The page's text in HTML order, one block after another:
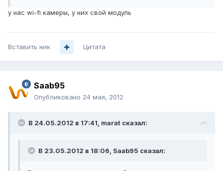
у нас wi-fi камеры, у них свой модуль
Вставить ник Цитата
Saab95
Опубликовано 24 мая, 2012
В 24.05.2012 в 17:41, marat сказал:
В 23.05.2012 в 18:06, Saab95 сказал: